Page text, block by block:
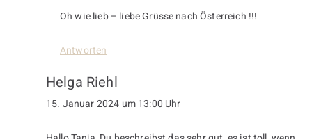
Oh wie lieb – liebe Grüsse nach Österreich !!!
Antworten
Helga Riehl
15. Januar 2024 um 13:00 Uhr